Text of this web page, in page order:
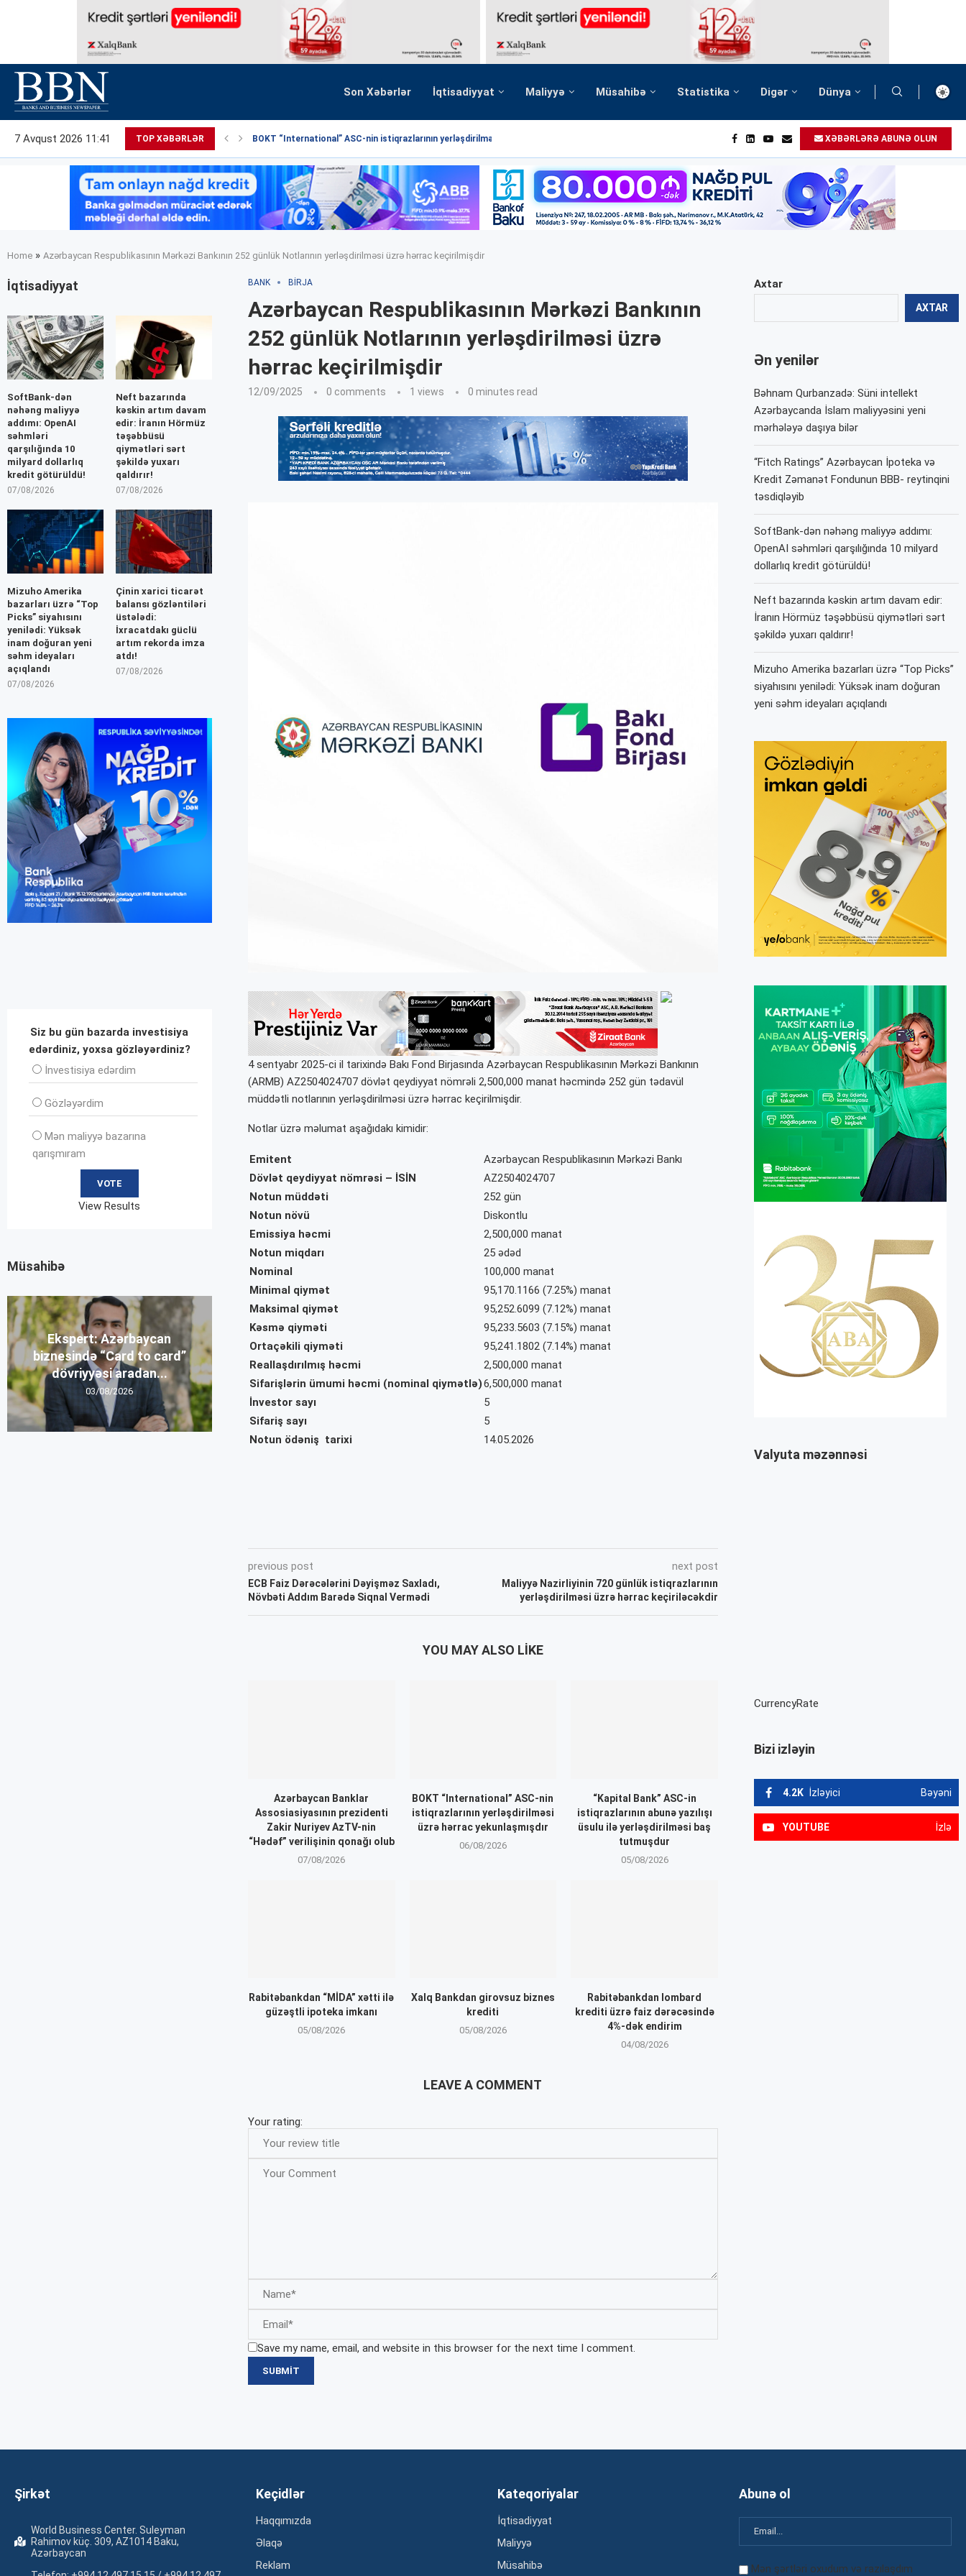
Son Xəbərlər İqtisadiyyat Maliyyə Müsahibə Statistika Digər Dünya
7 Avqust 2026 11:41 TOP XƏBƏRLƏR BOKT “International” ASC-nin istiqrazlarının yerləşdirilməsi üzrə hərrac yekunlaşmışdır XƏBƏRLƏRƏ ABUNƏ OLUN
Home » Azərbaycan Respublikasının Mərkəzi Bankının 252 günlük Notlarının yerləşdirilməsi üzrə hərrac keçirilmişdir
BANK BIRJA
Azərbaycan Respublikasının Mərkəzi Bankının
252 günlük Notlarının yerləşdirilməsi üzrə
hərrac keçirilmişdir
12/09/2025 0 comments 1 views 0 minutes read
4 sentyabr 2025-ci il tarixində Bakı Fond Birjasında Azərbaycan Respublikasının Mərkəzi Bankının
(ARMB) AZ2504024707 dövlət qeydiyyat nömrəli 2,500,000 manat həcmində 252 gün tədavül
müddətli notlarının yerləşdirilməsi üzrə hərrac keçirilmişdir.
Notlar üzrə məlumat aşağıdakı kimidir:
Emitent
Azərbaycan Respublikasının Mərkəzi Bankı
Dövlət qeydiyyat nömrəsi – İSİN
AZ2504024707
Notun müddəti
252 gün
Notun növü
Diskontlu
Emissiya həcmi
2,500,000 manat
Notun miqdarı
25 ədəd
Nominal
100,000 manat
Minimal qiymət
95,170.1166 (7.25%) manat
Maksimal qiymət
95,252.6099 (7.12%) manat
Kəsmə qiyməti
95,233.5603 (7.15%) manat
Ortaçəkili qiyməti
95,241.1802 (7.14%) manat
Reallaşdırılmış həcmi
2,500,000 manat
Sifarişlərin ümumi həcmi (nominal qiymətlə)6,500,000 manat
İnvestor sayı
5
Sifariş sayı
5
Notun ödəniş tarixi
14.05.2026
previous post
ECB Faiz Dərəcələrini Dəyişməz Saxladı,
Növbəti Addım Barədə Siqnal Vermədi
next post
Maliyyə Nazirliyinin 720 günlük istiqrazlarının
yerləşdirilməsi üzrə hərrac keçiriləcəkdir
YOU MAY ALSO LIKE
Azərbaycan Banklar
Assosiasiyasının prezidenti
Zakir Nuriyev AzTV-nin
“Hədəf” verilişinin qonağı olub
07/08/2026
BOKT “International” ASC-nin
istiqrazlarının yerləşdirilməsi
üzrə hərrac yekunlaşmışdır
06/08/2026
“Kapital Bank” ASC-in
istiqrazlarının abunə yazılışı
üsulu ilə yerləşdirilməsi baş
tutmuşdur
05/08/2026
Rabitəbankdan “MİDA” xətti ilə
güzəştli ipoteka imkanı
05/08/2026
Xalq Bankdan girovsuz biznes
krediti
05/08/2026
Rabitəbankdan lombard
krediti üzrə faiz dərəcəsində
4%-dək endirim
04/08/2026
LEAVE A COMMENT
Your rating:
Save my name, email, and website in this browser for the next time I comment.
Axtar
AXTAR
Ən yenilər
Bəhnam Qurbanzadə: Süni intellekt
Azərbaycanda İslam maliyyəsini yeni
mərhələyə daşıya bilər
“Fitch Ratings” Azərbaycan İpoteka və
Kredit Zəmanət Fondunun BBB- reytinqini
təsdiqləyib
SoftBank-dən nəhəng maliyyə addımı:
OpenAI səhmləri qarşılığında 10 milyard
dollarlıq kredit götürüldü!
Neft bazarında kəskin artım davam edir:
İranın Hörmüz təşəbbüsü qiymətləri sərt
şəkildə yuxarı qaldırır!
Mizuho Amerika bazarları üzrə “Top Picks”
siyahısını yenilədi: Yüksək inam doğuran
yeni səhm ideyaları açıqlandı
Valyuta məzənnəsi
CurrencyRate
Bizi izləyin
4.2K İzləyici Bəyəni
YOUTUBE İzlə
İqtisadiyyat
SoftBank-dən
nəhəng maliyyə
addımı: OpenAI
səhmləri
qarşılığında 10
milyard dollarlıq
kredit götürüldü!
07/08/2026
Neft bazarında
kəskin artım davam
edir: İranın Hörmüz
təşəbbüsü
qiymətləri sərt
şəkildə yuxarı
qaldırır!
07/08/2026
Mizuho Amerika
bazarları üzrə “Top
Picks” siyahısını
yenilədi: Yüksək
inam doğuran yeni
səhm ideyaları
açıqlandı
07/08/2026
Çinin xarici ticarət
balansı gözləntiləri
üstələdi:
İxracatdakı güclü
artım rekorda imza
atdı!
07/08/2026
Siz bu gün bazarda investisiya
edərdiniz, yoxsa gözləyərdiniz?
İnvеstisiya edərdim
Gözləyərdim
Mən maliyyə bazarına
qarışmıram
View Results
Müsahibə
Ekspert: Azərbaycan
biznesində “Card to card”
dövriyyəsi aradan...
03/08/2026
Şirkət
World Business Center. Suleyman
Rahimov küç. 309, AZ1014 Baku,
Azərbaycan
Keçidlər
Haqqımızda
Əlaqə
Reklam
Kateqoriyalar
İqtisadiyyat
Maliyyə
Müsahibə
Abunə ol
Mən şərtləri oxudum və razılaşdım